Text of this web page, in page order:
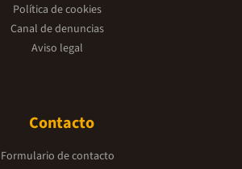
Política de cookies
Canal de denuncias
Aviso legal
Contacto
Formulario de contacto